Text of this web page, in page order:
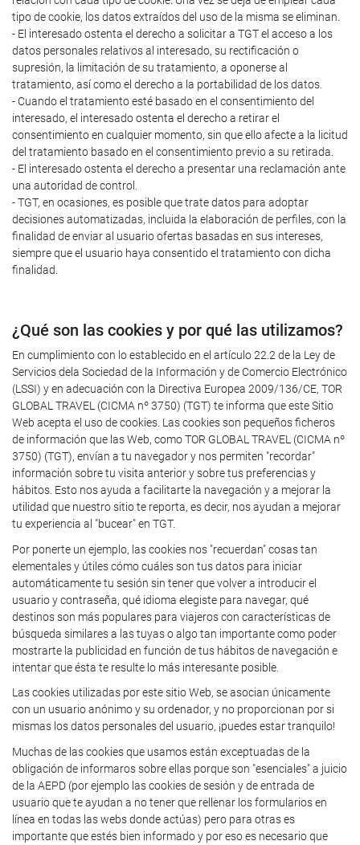
tipo de cookie, los datos extraídos del uso de la misma se eliminan.
- El interesado ostenta el derecho a solicitar a TGT el acceso a los
datos personales relativos al interesado, su rectificación o
supresión, la limitación de su tratamiento, a oponerse al
tratamiento, así como el derecho a la portabilidad de los datos.
- Cuando el tratamiento esté basado en el consentimiento del
interesado, el interesado ostenta el derecho a retirar el
consentimiento en cualquier momento, sin que ello afecte a la licitud
del tratamiento basado en el consentimiento previo a su retirada.
- El interesado ostenta el derecho a presentar una reclamación ante
una autoridad de control.
- TGT, en ocasiones, es posible que trate datos para adoptar
decisiones automatizadas, incluida la elaboración de perfiles, con la
finalidad de enviar al usuario ofertas basadas en sus intereses,
siempre que el usuario haya consentido el tratamiento con dicha
finalidad.
¿Qué son las cookies y por qué las utilizamos?
En cumplimiento con lo establecido en el artículo 22.2 de la Ley de
Servicios dela Sociedad de la Información y de Comercio Electrónico
(LSSI) y en adecuación con la Directiva Europea 2009/136/CE, TOR
GLOBAL TRAVEL (CICMA nº 3750) (TGT) te informa que este Sitio
Web acepta el uso de cookies. Las cookies son pequeños ficheros
de información que las Web, como TOR GLOBAL TRAVEL (CICMA nº
3750) (TGT), envían a tu navegador y nos permiten "recordar"
información sobre tu visita anterior y sobre tus preferencias y
hábitos. Esto nos ayuda a facilitarte la navegación y a mejorar la
utilidad que nuestro sitio te reporta, es decir, nos ayudan a mejorar
tu experiencia al "bucear" en TGT.
Por ponerte un ejemplo, las cookies nos "recuerdan" cosas tan
elementales y útiles cómo cuáles son tus datos para iniciar
automáticamente tu sesión sin tener que volver a introducir el
usuario y contraseña, qué idioma elegiste para navegar, qué
destinos son más populares para viajeros con características de
búsqueda similares a las tuyas o algo tan importante como poder
mostrarte la publicidad en función de tus hábitos de navegación e
intentar que ésta te resulte lo más interesante posible.
Las cookies utilizadas por este sitio Web, se asocian únicamente
con un usuario anónimo y su ordenador, y no proporcionan por si
mismas los datos personales del usuario, ¡puedes estar tranquilo!
Muchas de las cookies que usamos están exceptuadas de la
obligación de informaros sobre ellas porque son "esenciales" a juicio
de la AEPD (por ejemplo las cookies de sesión y de entrada de
usuario que te ayudan a no tener que rellenar los formularios en
línea en todas las webs donde actúas) pero para otras es
importante que estés bien informado y por eso es necesario que